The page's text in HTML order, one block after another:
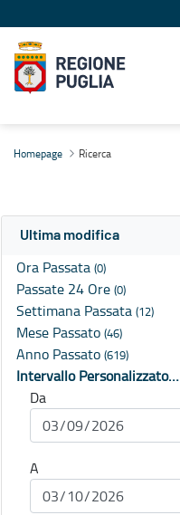
Homepage Ricerca
Ultima modifica
Ora Passata (0)
Passate 24 Ore (0)
Settimana Passata (12)
Mese Passato (46)
Anno Passato (619)
Intervallo Personalizzato…
Da
A